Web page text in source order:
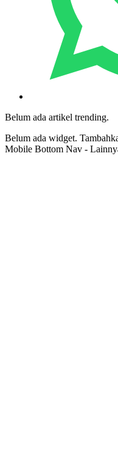
Belum ada artikel trending.
Belum ada widget.
Mobile Bottom Nav -